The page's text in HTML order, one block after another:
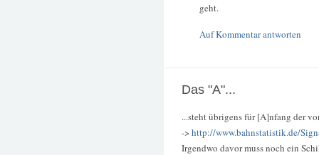
geht.
Auf Kommentar antworten
Das "A"...
...steht übrigens für [A]nfang der
->http://www.bahnstatistik.de/
Irgendwo davor muss noch ein